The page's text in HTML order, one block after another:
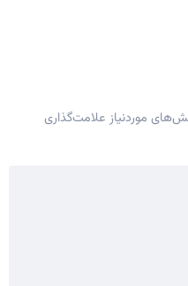
موردنیاز علامت‌گذاری